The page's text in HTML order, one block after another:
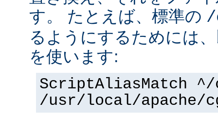
す。 たとえば、標準の /
るようにするためには
を使います:
ScriptAliasMatch
/usr/local/apache/